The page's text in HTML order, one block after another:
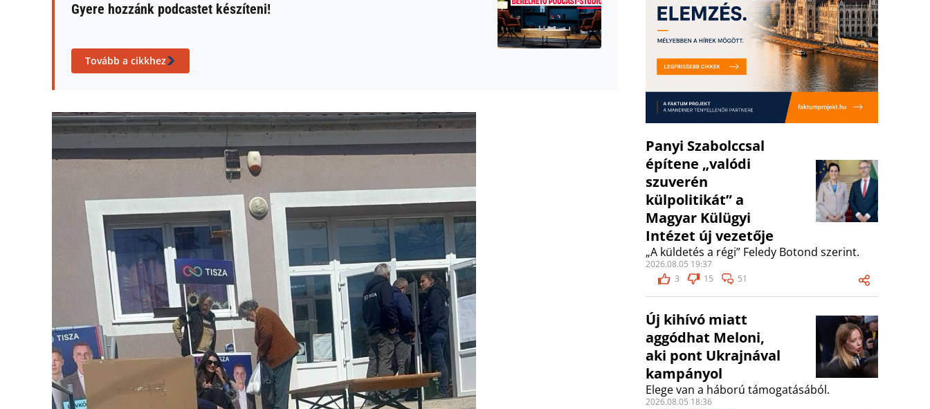
Gyere hozzánk podcastet készíteni!
Tovább a cikkhez
Panyi Szabolccsal
építene „valódi
szuverén
külpolitikát” a
Magyar Külügyi
Intézet új vezetője
„A küldetés a régi” Feledy Botond szerint.
2026.08.05 19:37
3
15 51
Új kihívó miatt
aggódhat Meloni,
aki pont Ukrajnával
kampányol
Elege van a háború támogatásából.
2026.08.05 18:36